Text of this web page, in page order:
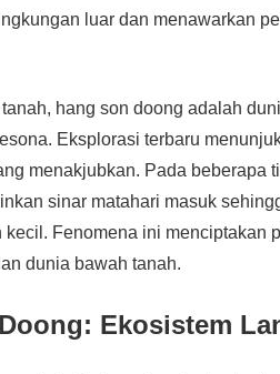
luar dan menawarkan
hang son doong adalah
Eksplorasi terbaru
menakjubkan. Pada beberapa
sinar matahari masuk
Fenomena ini menciptakan
dunia bawah tanah.
Ekosistem